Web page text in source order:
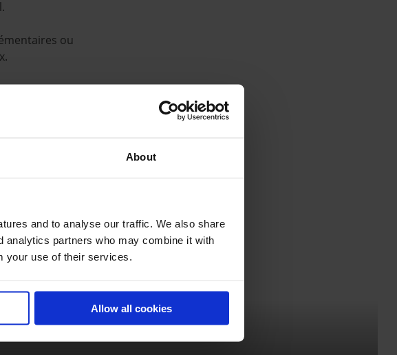
About
and to analyse our traffic. We also share
analytics partners who may combine it with
your use of their services.
Allow all cookies
ou